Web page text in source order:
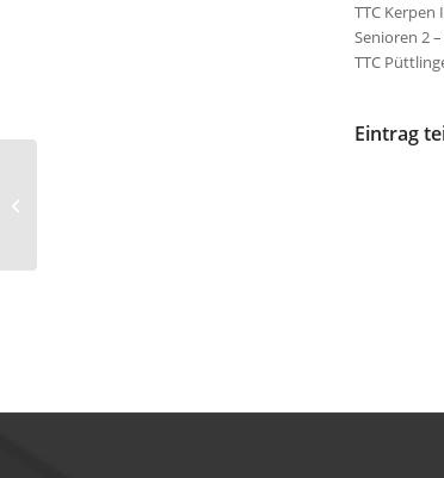
TTC Kerpen
Senioren 2
TTC
Eintrag